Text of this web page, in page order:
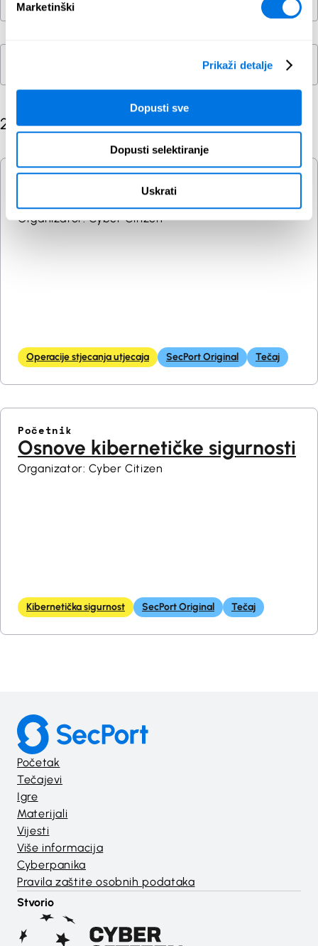
Marketinški
Prikaži detalje
Dopusti sve
Dopusti selektiranje
Uskrati
Sve
2 stavki
Početnik
Operacije stjecanja utjecaja
Organizator: Cyber Citizen
Operacije stjecanja utjecaja SecPort Original Tečaj
Početnik
Osnove kibernetičke sigurnosti
Organizator: Cyber Citizen
Kibernetička sigurnost SecPort Original Tečaj
Početak
Tečajevi
Igre
Materijali
Vijesti
Više informacija
Cyberpanika
Pravila zaštite osobnih podataka
Stvorio